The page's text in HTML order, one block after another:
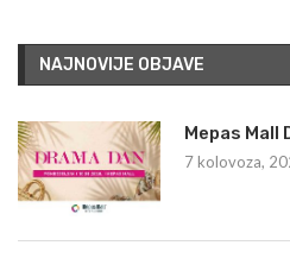
NAJNOVIJE OBJAVE
Mepas Mall
7 kolovoza,